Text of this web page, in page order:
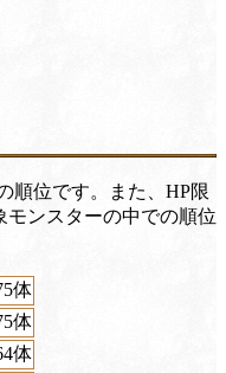
順位です。また、HP限
モンスターの中での順位
体
体
体